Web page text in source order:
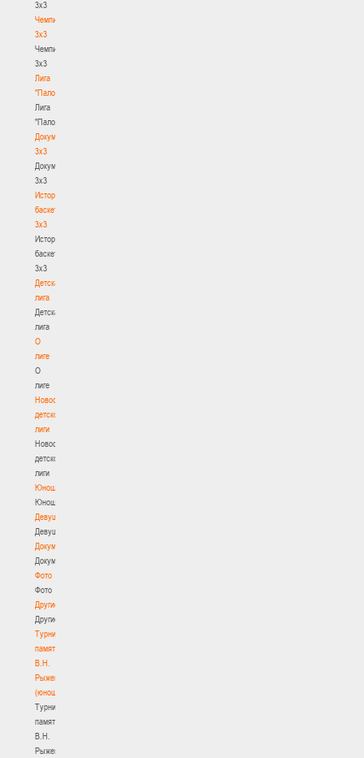
3x3
Чемпионат
3х3
Чемпионат
3х3
Лига
"Палова"
Лига
"Палова"
Документы
3х3
Документы
3х3
История
баскетбола
3х3
История
баскетбола
3х3
Детская
лига
Детская
лига
О
лиге
О
лиге
Новости
детской
лиги
Новости
детской
лиги
Юноши
Юноши
Девушки
Девушки
Документы
Документы
Фото
Фото
Другие
Другие
Турнир
памяти
В.Н.
Рыженкова
(юноши)
Турнир
памяти
В.Н.
Рыженкова